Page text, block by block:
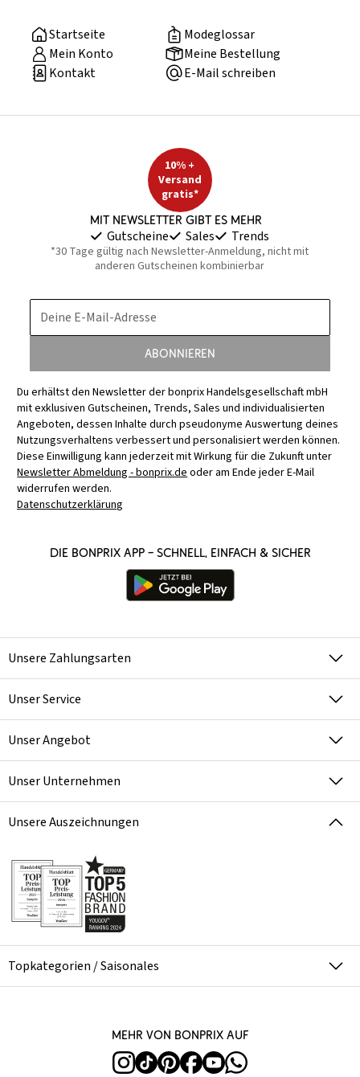
Startseite
Modeglossar
Mein Konto
Meine Bestellung
Kontakt
E-Mail schreiben
10% +
Versand
gratis*
Mit Newsletter gibt es mehr
Gutscheine Sales Trends
*30 Tage gültig nach Newsletter-Anmeldung, nicht mit
anderen Gutscheinen kombinierbar
Deine E-Mail-Adresse
Abonnieren
Du erhältst den Newsletter der bonprix Handelsgesellschaft mbH
mit exklusiven Gutscheinen, Trends, Sales und individualisierten
Angeboten, dessen Inhalte durch pseudonyme Auswertung deines
Nutzungsverhaltens verbessert und personalisiert werden können.
Diese Einwilligung kann jederzeit mit Wirkung für die Zukunft unter
Newsletter Abmeldung - bonprix.deoder am Ende jeder E-Mail
widerrufen werden.
Datenschutzerklärung
Die bonprix App – schnell, einfach & sicher
Unsere Zahlungsarten
Unser Service
Unser Angebot
Unser Unternehmen
Unsere Auszeichnungen
Topkategorien / Saisonales
Mehr von bonprix auf